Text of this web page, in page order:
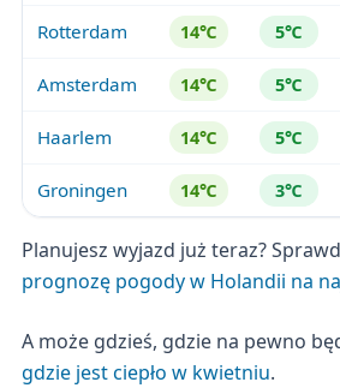
Rotterdam 14℃ 5℃
Amsterdam 14℃ 5℃
Haarlem 14℃ 5℃
Groningen 14℃ 3℃
Planujesz wyjazd już teraz?
prognozę pogody w Holandii na
A może gdzieś, gdzie na pewno
gdzie jest ciepło w kwietniu.